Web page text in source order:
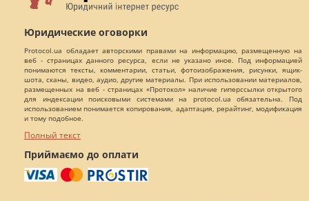
Юридические оговорки
Protocol.ua обладает авторскими правами на информацию, размещенную на
веб - страницах данного ресурса, если не указано иное. Под информацией
понимаются тексты, комментарии, статьи, фотоизображения, рисунки, ящик-
шота, сканы, видео, аудио, другие материалы. При использовании материалов,
размещенных на веб - страницах «Протокол» наличие гиперссылки открытого
для индексации поисковыми системами на protocol.ua обязательна. Под
использованием понимается копирования, адаптация, рерайтинг, модификация
и тому подобное.
Полный текст
Приймаємо до оплати